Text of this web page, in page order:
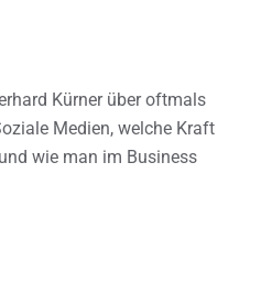
Kürner über oftmals
Medien, welche Kraft
wie man im Business